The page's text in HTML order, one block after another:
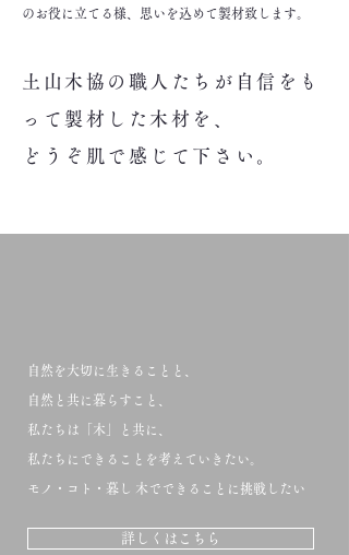
のお役に立てる様、思いを込めて製材致します。
土山木協の職人たちが自信をも
って製材した木材を、
どうぞ肌で感じて下さい。
自然を大切に生きることと、
自然と共に暮らすこと、
私たちは「木」と共に、
私たちにできることを考えていきたい。
モノ・コト・暮し 木でできることに挑戦したい
詳しくはこちら